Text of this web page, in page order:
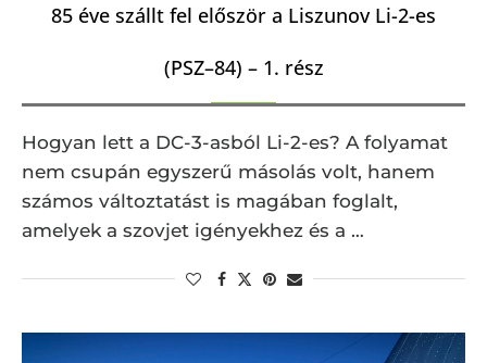
85 éve szállt fel először a Liszunov Li-2-es
(PSZ–84) – 1. rész
Hogyan lett a DC-3-asból Li-2-es? A folyamat
nem csupán egyszerű másolás volt, hanem
számos változtatást is magában foglalt,
amelyek a szovjet igényekhez és a …